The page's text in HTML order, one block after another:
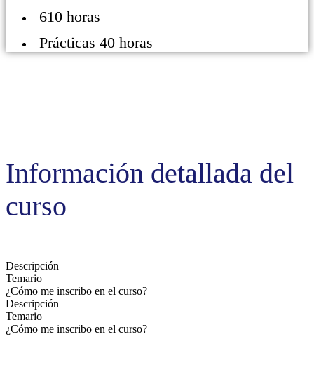
610 horas
Prácticas 40 horas
Información detallada del
curso
Descripción
Temario
¿Cómo me inscribo en el curso?
Descripción
Temario
¿Cómo me inscribo en el curso?